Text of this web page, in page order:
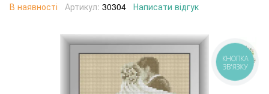
В наявності Артикул: 30304 Написати відгук
КНОПКА
ЗВ'ЯЗКУ